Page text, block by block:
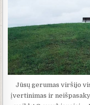
Jūsų gerumas viršijo
įvertinimas ir